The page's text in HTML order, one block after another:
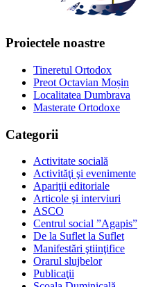
Proiectele noastre
Tineretul Ortodox
Preot Octavian Moșin
Localitatea Dumbrava
Masterate Ortodoxe
Categorii
Activitate socială
Activităţi şi evenimente
Apariţii editoriale
Articole şi interviuri
ASCO
Centrul social ”Agapis”
De la Suflet la Suflet
Manifestări ştiinţifice
Orarul slujbelor
Publicaţii